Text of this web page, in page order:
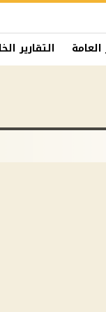
العامة التقارير